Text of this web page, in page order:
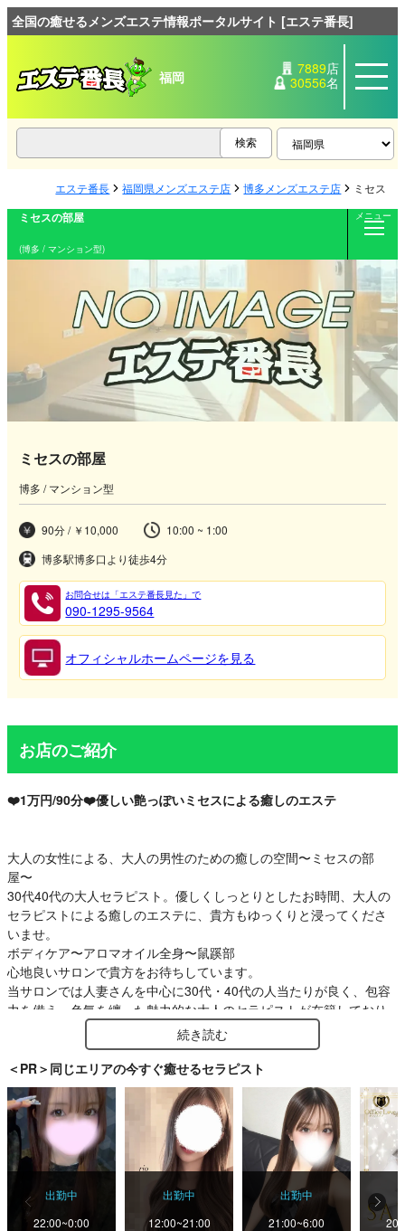
全国の癒せるメンズエステ情報ポータルサイト [エステ番長]
福岡 7889店
30556名
エステ番長 福岡県メンズエステ店 博多メンズエステ店 ミセスの
ミセスの部屋
(博多 / マンション型)
メニュー
ミセスの部屋
博多 / マンション型
90分 / ￥10,000
10:00 ~ 1:00
博多駅博多口より徒歩4分
お問合せは「エステ番長見た」で
090-1295-9564
オフィシャルホームページを見る
お店のご紹介
❤️1万円/90分❤️優しい艶っぽいミセスによる癒しのエステ
大人の女性による、大人の男性のための癒しの空間〜ミセスの部
屋〜
30代40代の大人セラピスト。優しくしっとりとしたお時間、大人の
セラピストによる癒しのエステに、貴方もゆっくりと浸ってくださ
いませ。
ボディケア〜アロマオイル全身〜鼠蹊部
心地良いサロンで貴方をお待ちしています。
当サロンでは人妻さんを中心に30代・40代の人当たりが良く、包容
力を備え、色気を纏った魅力的な大人のセラピストが在籍しており
続き読む
＜PR＞同じエリアの今すぐ癒せるセラピスト
出勤中
22:00~0:00
出勤中
12:00~21:00
出勤中
21:00~6:00